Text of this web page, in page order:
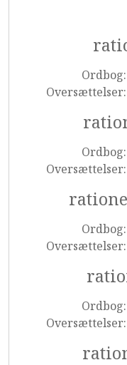
Ordbog:
Oversættelser:
Ordbog:
Oversættelser:
Ordbog:
Oversættelser:
Ordbog:
Oversættelser: